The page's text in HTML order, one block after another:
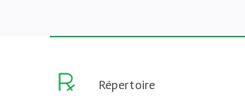
Répertoire